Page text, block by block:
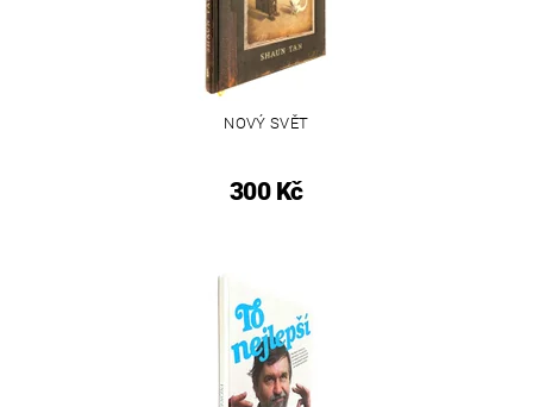
NOVÝ SVĚT
300 Kč